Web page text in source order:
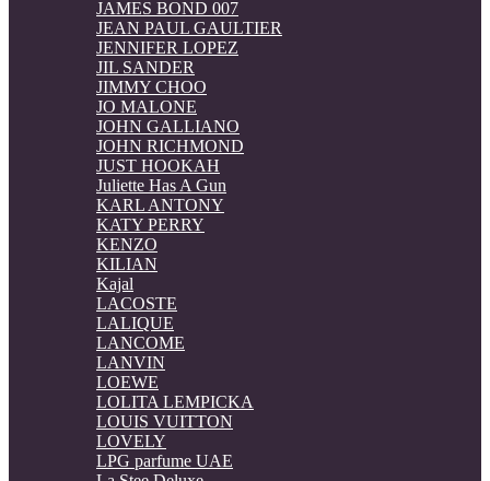
JAMES BOND 007
JEAN PAUL GAULTIER
JENNIFER LOPEZ
JIL SANDER
JIMMY CHOO
JO MALONE
JOHN GALLIANO
JOHN RICHMOND
JUST HOOKAH
Juliette Has A Gun
KARL ANTONY
KATY PERRY
KENZO
KILIAN
Kajal
LACOSTE
LALIQUE
LANCOME
LANVIN
LOEWE
LOLITA LEMPICKA
LOUIS VUITTON
LOVELY
LPG parfume UAE